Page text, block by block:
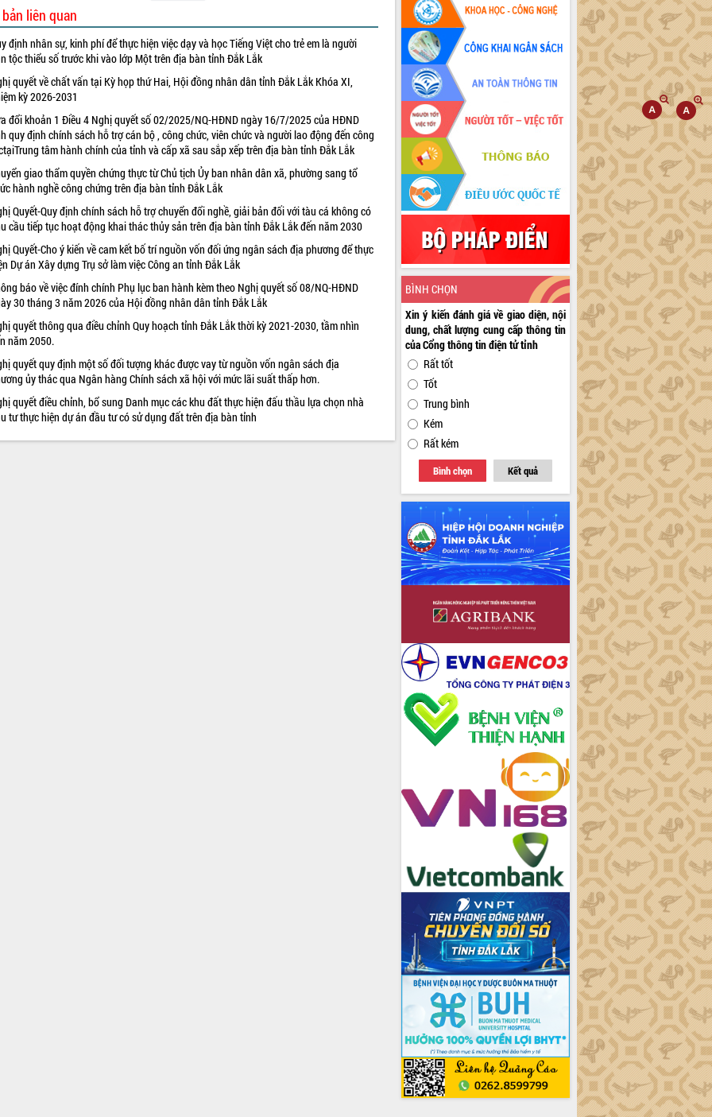
liên quan
định nhân sự, kinh phí để thực hiện việc dạy và học Tiếng Việt cho trẻ em là người
tộc thiểu số trước khi vào lớp Một trên địa bàn tỉnh Đắk Lắk
quyết về chất vấn tại Kỳ họp thứ Hai, Hội đồng nhân dân tỉnh Đắk Lắk Khóa XI,
kỳ 2026-2031
đổi khoản 1 Điều 4 Nghị quyết số 02/2025/NQ-HĐND ngày 16/7/2025 của HĐND
quy định chính sách hỗ trợ cán bộ , công chức, viên chức và người lao động đến công
tâm hành chính của tỉnh và cấp xã sau sắp xếp trên địa bàn tỉnh Đắk Lắk
giao thẩm quyền chứng thực từ Chủ tịch Ủy ban nhân dân xã, phường sang tổ
hành nghề công chứng trên địa bàn tỉnh Đắk Lắk
Quyết-Quy định chính sách hỗ trợ chuyển đổi nghề, giải bản đối với tàu cá không có
cầu tiếp tục hoạt động khai thác thủy sản trên địa bàn tỉnh Đắk Lắk đến năm 2030
Quyết-Cho ý kiến về cam kết bố trí nguồn vốn đối ứng ngân sách địa phương để thực
Dự án Xây dựng Trụ sở làm việc Công an tỉnh Đắk Lắk
báo về việc đính chính Phụ lục ban hành kèm theo Nghị quyết số 08/NQ-HĐND
30 tháng 3 năm 2026 của Hội đồng nhân dân tỉnh Đắk Lắk
quyết thông qua điều chỉnh Quy hoạch tỉnh Đắk Lắk thời kỳ 2021-2030, tầm nhìn
năm 2050.
quyết quy định một số đối tượng khác được vay từ nguồn vốn ngân sách địa
ủy thác qua Ngân hàng Chính sách xã hội với mức lãi suất thấp hơn.
quyết điều chỉnh, bổ sung Danh mục các khu đất thực hiện đấu thầu lựa chọn nhà
tư thực hiện dự án đầu tư có sử dụng đất trên địa bàn tỉnh
BÌNH CHỌN
Xin ý kiến đánh giá về giao diện, nội
dung, chất lượng cung cấp thông tin
của Cổng thông tin điện tử tỉnh
Rất tốt
Tốt
Trung bình
Kém
Rất kém
Bình chọn Kết quả